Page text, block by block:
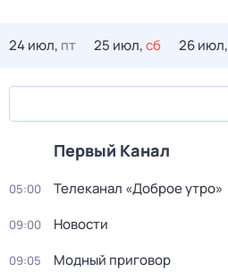
24 июл, пт 25 июл,сб 26 июл,
Первый Канал
05:00 Телеканал «Доброе утро»
09:00 Новости
09:05 Модный приговор